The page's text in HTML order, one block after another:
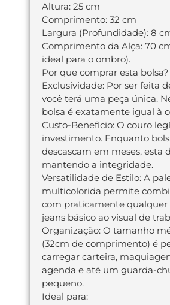
Altura: 25 cm
Comprimento: 32 cm
Largura (Profundidade): 8
Comprimento da Alça: 70
ideal para o ombro).
Por que comprar esta bolsa?
Exclusividade: Por ser feita
você terá uma peça única.
bolsa é exatamente igual à
Custo-Benefício: O couro
investimento. Enquanto
descascam em meses, esta
mantendo a integridade.
Versatilidade de Estilo: A
multicolorida permite
com praticamente qualquer
jeans básico ao visual de
Organização: O tamanho
(32cm de comprimento) é
carregar carteira,
agenda e até um guarda-
pequeno.
Ideal para: